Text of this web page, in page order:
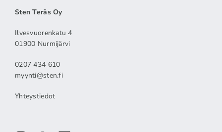
Sten Teräs Oy
Ilvesvuorenkatu 4
01900 Nurmijärvi
0207 434 610
myynti@sten.fi
Yhteystiedot